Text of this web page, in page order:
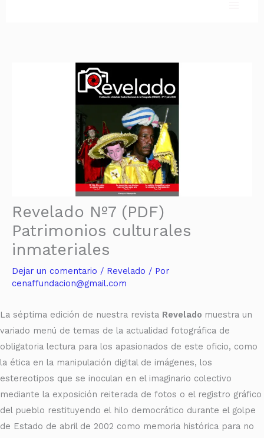
Revelado Nº7 (PDF)
Patrimonios culturales
inmateriales
Dejar un comentario / Revelado / Por
cenaffundacion@gmail.com
La séptima edición de nuestra revista Revelado muestra un
variado menú de temas de la actualidad fotográfica de
obligatoria lectura para los apasionados de este oficio, como
la ética en la manipulación digital de imágenes, los
estereotipos que se inoculan en el imaginario colectivo
mediante la exposición reiterada de fotos o el registro gráfico
del pueblo restituyendo el hilo democrático durante el golpe
de Estado de abril de 2002 como memoria histórica para no